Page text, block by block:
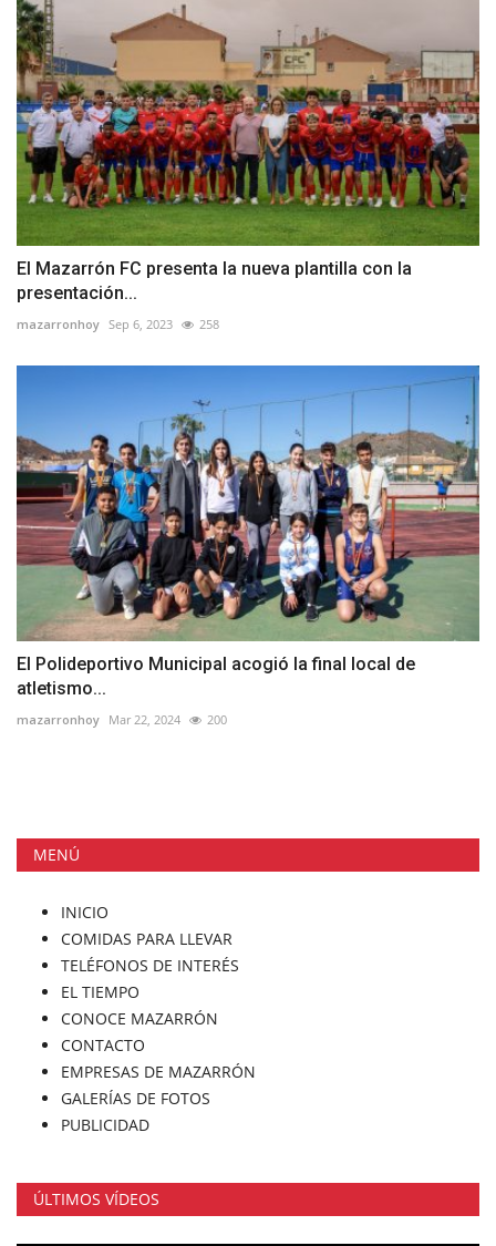
El Mazarrón FC presenta la nueva plantilla con la
presentación...
mazarronhoy Sep 6, 2023 258
El Polideportivo Municipal acogió la final local de
atletismo...
mazarronhoy Mar 22, 2024 200
MENÚ
INICIO
COMIDAS PARA LLEVAR
TELÉFONOS DE INTERÉS
EL TIEMPO
CONOCE MAZARRÓN
CONTACTO
EMPRESAS DE MAZARRÓN
GALERÍAS DE FOTOS
PUBLICIDAD
ÚLTIMOS VÍDEOS